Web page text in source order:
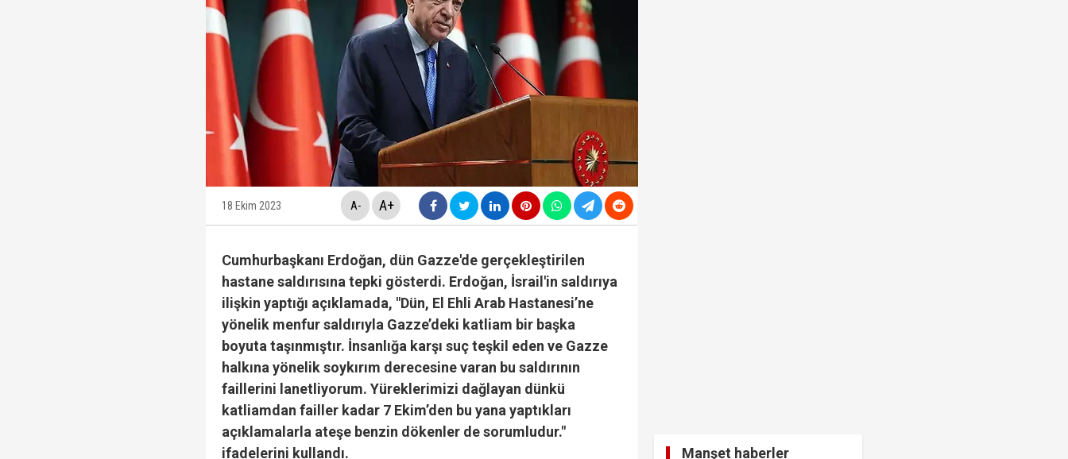
İzmit Belediyesi'nde 'rüşvet skandalının' görüntüleri ortaya çıktı! ‘Oraya koy ben oradan alırım…'
Tahir Sarıkaya'nın hesapları incelemede: Cem Küçük dışında 3 ünlü isme daha düzenli para göndermiş!
Hakkında fezleke hazırlanan Veli Ağbaba'dan sert çıkış! 'HTS kaydım varsa idam edilmeye razıyım'
Fatma Kaplan Hürriyet cezaevinde milletvekilleriyle tartıştı: "'Beni siz ihbar ettiniz' diyerek vekilleri kovdu..!"
18 Ekim 2023 A- A+
Cumhurbaşkanı Erdoğan, dün Gazze'de gerçekleştirilen
hastane saldırısına tepki gösterdi. Erdoğan, İsrail'in saldırıya
ilişkin yaptığı açıklamada, "Dün, El Ehli Arab Hastanesi’ne
yönelik menfur saldırıyla Gazze’deki katliam bir başka
boyuta taşınmıştır. İnsanlığa karşı suç teşkil eden ve Gazze
halkına yönelik soykırım derecesine varan bu saldırının
faillerini lanetliyorum. Yüreklerimizi dağlayan dünkü
katliamdan failler kadar 7 Ekim’den bu yana yaptıkları
açıklamalarla ateşe benzin dökenler de sorumludur."
ifadelerini kullandı.
Manşet haberler